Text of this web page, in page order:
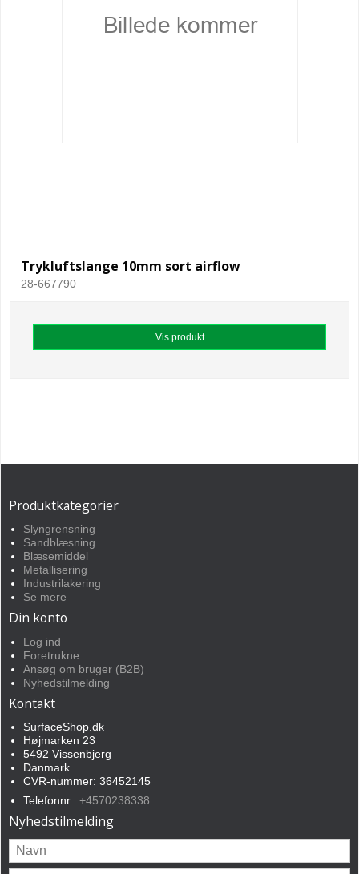
Trykluftslange 10mm sort airflow
28-667790
Vis produkt
Produktkategorier
Slyngrensning
Sandblæsning
Blæsemiddel
Metallisering
Industrilakering
Se mere
Din konto
Log ind
Foretrukne
Ansøg om bruger (B2B)
Nyhedstilmelding
Kontakt
SurfaceShop.dk
Højmarken 23
5492 Vissenbjerg
Danmark
CVR-nummer: 36452145
Telefonnr.: +4570238338
Nyhedstilmelding